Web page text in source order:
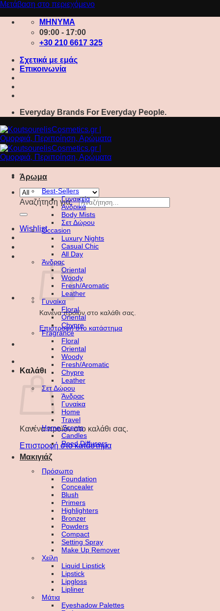
Μετάβαση στο περιεχόμενο
ΜΗΝΥΜΑ
09:00 - 17:00
+30 210 6617 325
Σχετικά με εμάς
Επικοινωνία
Everyday Brands For Everyday People.
Αναζήτηση για:
Wishlist
Κανένα προϊόν στο καλάθι σας.
Επιστροφή στο κατάστημα
Καλάθι
Κανένα προϊόν στο καλάθι σας.
Επιστροφή στο κατάστημα
Άρωμα
Best-Sellers
Γυναικεία
Ανδρικά
Body Mists
Σετ Δώρου
Occasion
Luxury Nights
Casual Chic
All Day
Άνδρας
Oriental
Woody
Fresh/Aromatic
Leather
Γυναίκα
Floral
Oriental
Chypre
Fragrance
Floral
Oriental
Woody
Fresh/Aromatic
Chypre
Leather
Σετ Δώρου
Άνδρας
Γυναίκα
Home
Travel
Home Scents
Candles
Reed Diffusers
Μακιγιάζ
Πρόσωπο
Foundation
Concealer
Blush
Primers
Highlighters
Bronzer
Powders
Compact
Setting Spray
Make Up Remover
Χείλη
Liquid Lipstick
Lipstick
Lipgloss
Lipliner
Μάτια
Eyeshadow Palettes